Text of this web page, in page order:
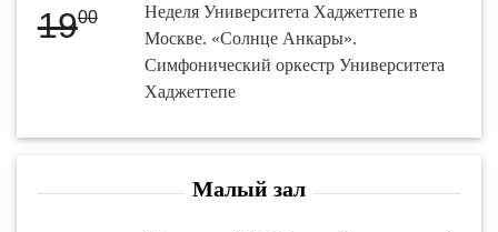
1900
Неделя Университета Хаджеттепе в
Москве. «Солнце Анкары».
Симфонический оркестр Университета
Хаджеттепе
Малый зал